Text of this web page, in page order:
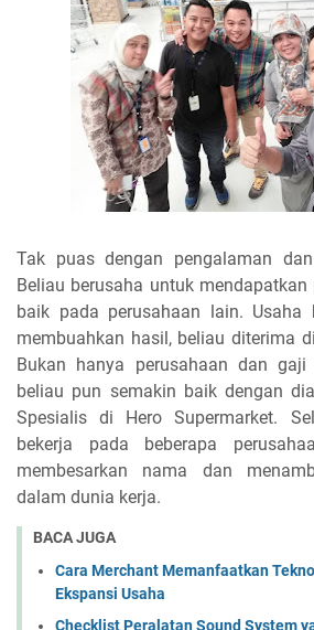
Tak puas dengan pengalaman
Beliau berusaha untuk
baik pada perusahaan lain. Usaha
membuahkan hasil, beliau diterima
Bukan hanya perusahaan dan
beliau pun semakin baik dengan
Spesialis di Hero Supermarket.
bekerja pada beberapa
membesarkan nama dan
dalam dunia kerja.
BACA JUGA
Cara Merchant Memanfaatkan
Ekspansi Usaha
Checklist Peralatan Sound System